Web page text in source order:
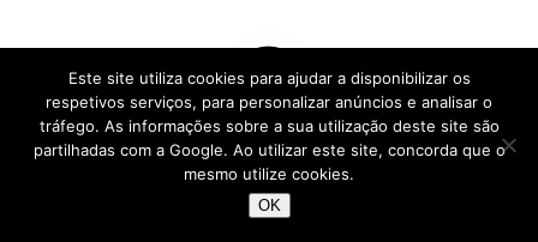
VIAJE COMIGO
Susana Ribeiro é jornalista desde 1998. Especializou-se em
turismo e gastronomia mas tem experiência em várias
Este site utiliza cookies para ajudar a disponibilizar os
respetivos serviços, para personalizar anúncios e analisar o
tráfego. As informações sobre a sua utilização deste site são
partilhadas com a Google. Ao utilizar este site, concorda que o
mesmo utilize cookies.
OK